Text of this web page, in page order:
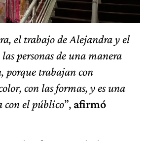
el trabajo de Alejandra y el
personas de una manera
porque trabajan con
con las formas, y es una
con el público”, afirmó